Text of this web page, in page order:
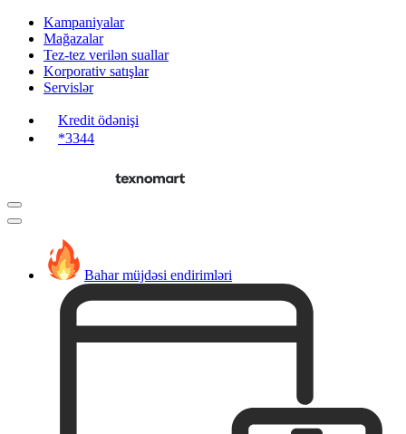
Kampaniyalar
Mağazalar
Tez-tez verilən suallar
Korporativ satışlar
Servislər
Kredit ödənişi
*3344
Bahar müjdəsi endirimləri